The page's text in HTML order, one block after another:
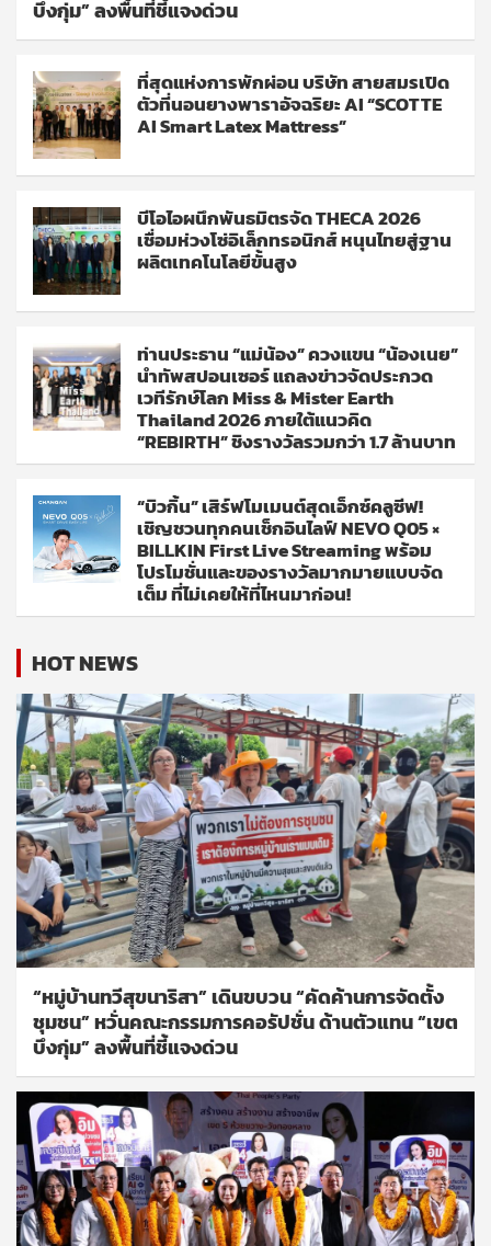
บึงกุ่ม” ลงพื้นที่ชี้แจงด่วน
ที่สุดแห่งการพักผ่อน บริษัท สายสมรเปิด
ตัวที่นอนยางพาราอัจฉริยะ AI “SCOTTE
AI Smart Latex Mattress”
บีโอไอผนึกพันธมิตรจัด THECA 2026
เชื่อมห่วงโซ่อิเล็กทรอนิกส์ หนุนไทยสู่ฐาน
ผลิตเทคโนโลยีขั้นสูง
ท่านประธาน “แม่น้อง” ควงแขน “น้องเนย”
นำทัพสปอนเซอร์ แถลงข่าวจัดประกวด
เวทีรักษ์โลก Miss & Mister Earth
Thailand 2026 ภายใต้แนวคิด
“REBIRTH” ชิงรางวัลรวมกว่า 1.7 ล้านบาท
“บิวกิ้น” เสิร์ฟโมเมนต์สุดเอ็กซ์คลูซีฟ!
เชิญชวนทุกคนเช็กอินไลฟ์ NEVO Q05 ×
BILLKIN First Live Streaming พร้อม
โปรโมชั่นและของรางวัลมากมายแบบจัด
เต็ม ที่ไม่เคยให้ที่ไหนมาก่อน!
HOT NEWS
“หมู่บ้านทวีสุขนาริสา” เดินขบวน “คัดค้านการจัดตั้ง
ชุมชน” หวั่นคณะกรรมการคอรัปชั่น ด้านตัวแทน “เขต
บึงกุ่ม” ลงพื้นที่ชี้แจงด่วน